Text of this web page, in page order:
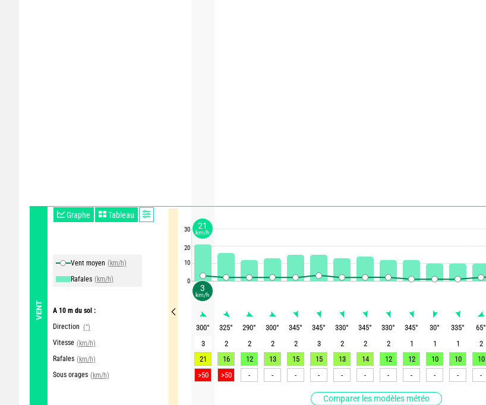
VENT
Graphe Tableau
Vent moyen (km/h)
Rafales (km/h)
A 10 m du sol :
Direction (°)
Vitesse (km/h)
Rafales (km/h)
Sous orages (km/h)
Comparer les modèles météo
30
20
10
0
300° 325° 290° 300° 345° 345° 330° 345° 330° 345° 30° 335° 65°
3
2 2 2 2 3 2 2 2 1 1 1 2
21
16 12 13 15 15 13 14 12 12 10 10 10
>50
>50 - - - - - - - - - - -
3
km/h
21
km/h